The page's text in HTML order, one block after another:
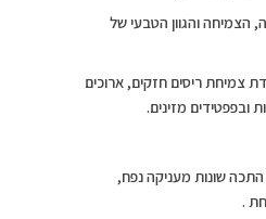
והגוון הטבעי של
צמיחת ריסים חזקים, ארוכים
ובפפטידים מזינים.
שונות מעניקה נפח,
.